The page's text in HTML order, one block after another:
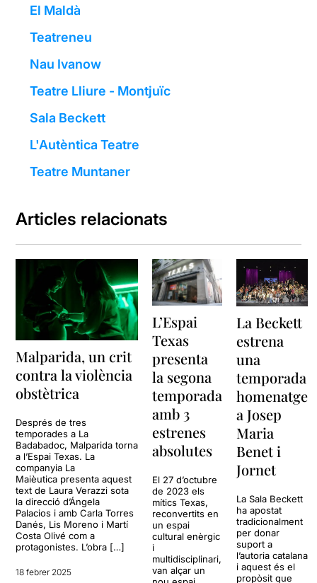
El Maldà
Teatreneu
Nau Ivanow
Teatre Lliure - Montjuïc
Sala Beckett
L'Autèntica Teatre
Teatre Muntaner
Articles relacionats
Malparida, un crit
contra la violència
obstètrica
Després de tres
temporades a La
Badabadoc, Malparida torna
a l’Espai Texas. La
companyia La
Maièutica presenta aquest
text de Laura Verazzi sota
la direcció d’Ángela
Palacios i amb Carla Torres
Danés, Lis Moreno i Martí
Costa Olivé com a
protagonistes. L’obra […]
18 febrer 2025
L’Espai
Texas
presenta
la segona
temporada
amb 3
estrenes
absolutes
El 27 d’octubre
de 2023 els
mítics Texas,
reconvertits en
un espai
cultural enèrgic
i
multidisciplinari,
van alçar un
La Beckett
estrena
una
temporada
homenatge
a Josep
Maria
Benet i
Jornet
La Sala Beckett
ha apostat
tradicionalment
per donar
suport a
l’autoria catalana
i aquest és el
propòsit que